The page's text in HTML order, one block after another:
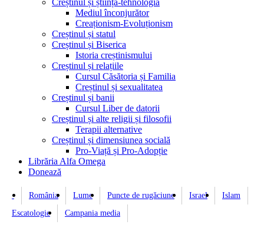
Creștinul și știința-tehnologia
Mediul înconjurător
Creaționism-Evoluționism
Creștinul și statul
Creștinul și Biserica
Istoria creștinismului
Creștinul și relațiile
Cursul Căsătoria și Familia
Creștinul și sexualitatea
Creștinul și banii
Cursul Liber de datorii
Creștinul și alte religii și filosofii
Terapii alternative
Creștinul și dimensiunea socială
Pro-Viață și Pro-Adopție
Librăria Alfa Omega
Donează
România Lume Puncte de rugăciune Israel
Islam
Escatologie
Campania media